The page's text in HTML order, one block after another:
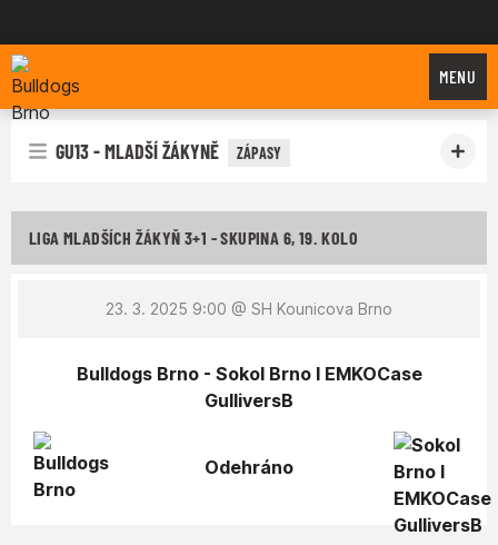
Bulldogs Brno
MENU
GU13 - MLADŠÍ ŽÁKYNĚ ZÁPASY
LIGA MLADŠÍCH ŽÁKYŇ 3+1 - SKUPINA 6, 19. KOLO
23. 3. 2025 9:00 @ SH Kounicova Brno
Bulldogs Brno - Sokol Brno I EMKOCase
GulliversB
Odehráno